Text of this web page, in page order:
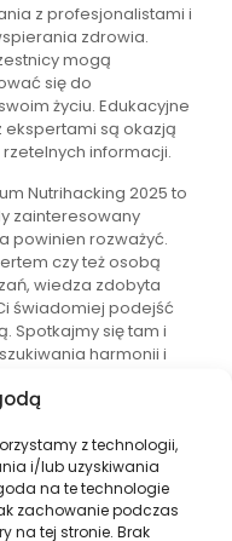
z technologii,
i/lub uzyskiwania
na te technologie
zachowanie podczas
na tej stronie. Brak
z profesjonalistami i
zdrowia.
mogą
się do
życiu. Edukacyjne
ekspertami są okazją
informacji.
Nutrihacking 2025 to
zainteresowany
powinien rozważyć.
czy też osobą
wiedza zdobyta
świadomiej podejść
Spotkajmy się tam i
harmonii i